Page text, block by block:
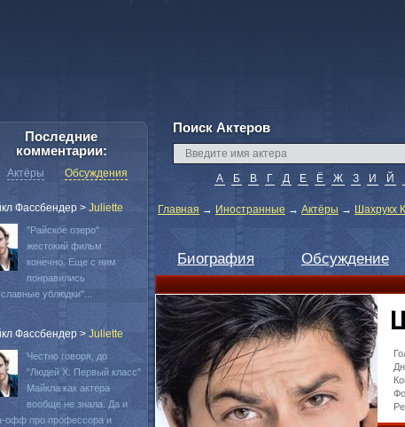
Поиск Актеров
А Б В Г Д Е Ё Ж З И Й
Главная → Иностранные → Актёры → Шахрукх
Биография Обсуждение
Последние
комментарии:
Актёры Обсуждения
Фассбендер > Juliette
"Райское озеро"
жестокий фильм
конечно. Еще с ним
понравились
ублюдки"...
Фассбендер > Juliette
Честно говоря, до
"Людей Х: Первый класс"
Майкла как актера
вообще не знала. Да и
офф про профессора и